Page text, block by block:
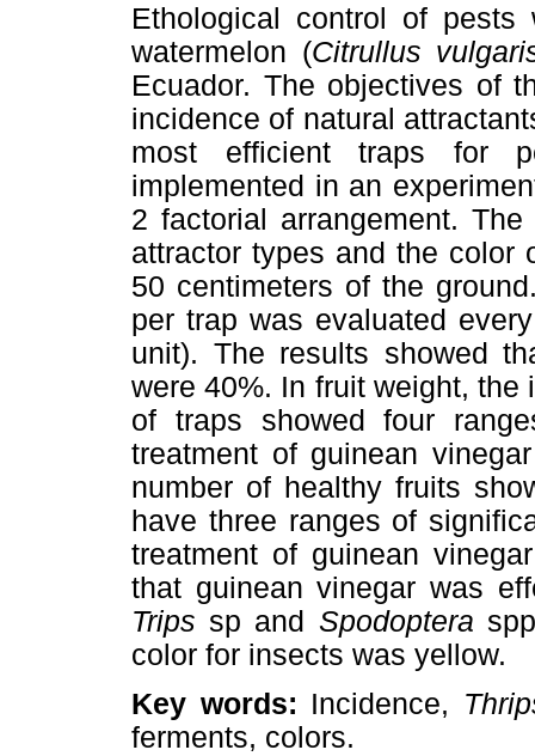
Ethological control of
watermelon (Citrullus
Ecuador. The objectives of
incidence of natural
most efficient traps for
implemented in an
2 factorial arrangement.
attractor types and the color
50 centimeters of the
per trap was evaluated
unit). The results showed
were 40%. In fruit weight,
of traps showed four
treatment of guinean
number of healthy fruits
have three ranges of
treatment of guinean
that guinean vinegar was
Trips sp and Spodoptera
color for insects was yellow.
Key words: Incidence,
ferments, colors.